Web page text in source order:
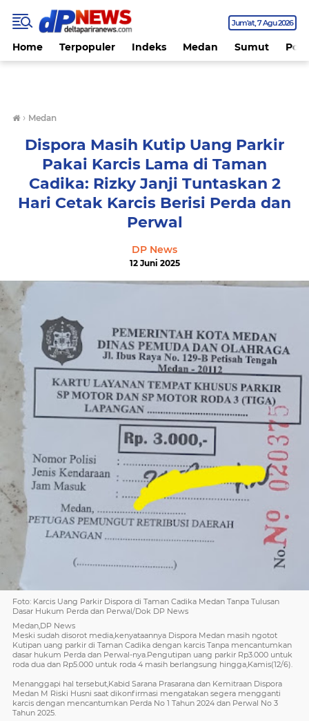
Jum'at 7 Agu 2026
Home Terpopuler Indeks Medan Sumut
› Medan
Dispora Masih Kutip Uang Parkir
Pakai Karcis Lama di Taman
Cadika: Rizky Janji Tuntaskan 2
Hari Cetak Karcis Berisi Perda dan
Perwal
DP News
12 Juni 2025
Foto: Karcis Uang Parkir Dispora di Taman Cadika Medan Tanpa Tulusan
Dasar Hukum Perda dan Perwal/Dok DP News
Medan,DP News
Meski sudah disorot media,kenyataannya Dispora Medan masih ngotot
Kutipan uang parkir di Taman Cadika dengan karcis Tanpa mencantumkan
dasar hukum Perda dan Perwal-nya.Pengutipan uang parkir Rp3.000 untuk
roda dua dan Rp5.000 untuk roda 4 masih berlangsung hingga,Kamis(12/6).
Menanggapi hal tersebut,Kabid Sarana Prasarana dan Kemitraan Dispora
Medan M Riski Husni saat dikonfirmasi mengatakan segera mengganti
karcis dengan mencantumkan Perda No 1 Tahun 2024 dan Perwal No 3
Tahun 2025.